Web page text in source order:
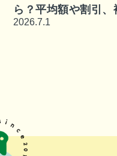
ら？平均額や割引、
助金などを解説
2026.7.1